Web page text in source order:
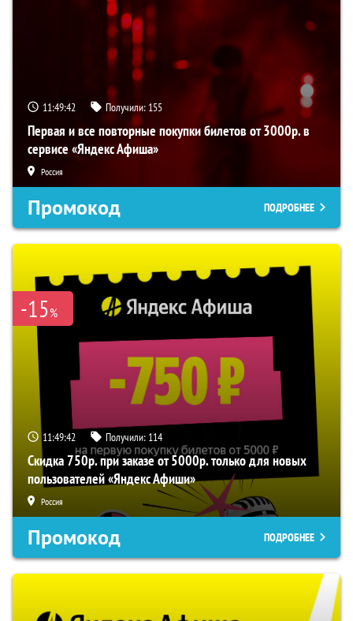
11:49:41 Получили: 155
Первая и все повторные покупки билетов от 3000р. в
сервисе «Яндекс Афиша»
Россия
Промокод ПОДРОБНЕЕ
-15%
11:49:41 Получили: 114
Скидка 750р. при заказе от 5000р. только для новых
пользователей «Яндекс Афиши»
Россия
Промокод ПОДРОБНЕЕ